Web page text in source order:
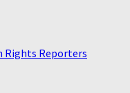
Rights Reporters